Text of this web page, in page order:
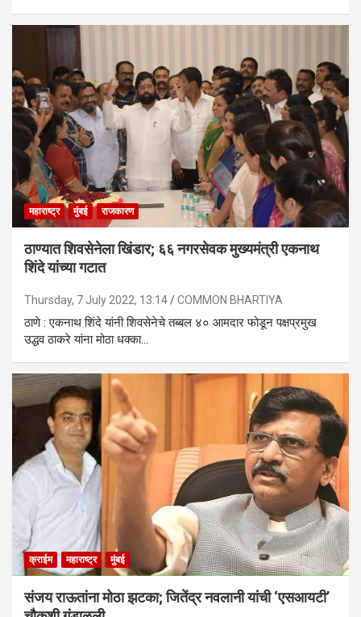
महाराष्ट्र मुंबई राजकारण
ठाण्यात शिवसेनेला खिंडार; ६६ नगरसेवक मुख्यमंत्री एकनाथ
शिंदे यांच्या गटात
Thursday, 7 July 2022, 13:14 COMMON BHARTIYA
ठाणे : एकनाथ शिंदे यांनी शिवसेनेचे तब्बल ४० आमदार फोडून पक्षप्रमुख
उद्धव ठाकरे यांना मोठा धक्का…
क्राईम महाराष्ट्र मुंबई
संजय राऊतांना मोठा झटका; जितेंद्र नवलानी यांची ‘एसआयटी’